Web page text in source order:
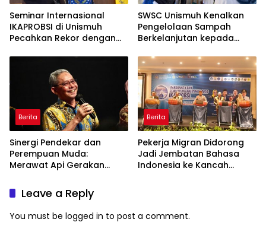
Seminar Internasional
IKAPROBSI di Unismuh
Pecahkan Rekor dengan
SWSC Unismuh Kenalkan
Pengelolaan Sampah
Berkelanjutan kepada
Visit
Berita
Sinergi Pendekar dan
Perempuan Muda:
Merawat Api Gerakan
Berita
Pekerja Migran Didorong
Jadi Jembatan Bahasa
Indonesia ke Kancah
Leave a Reply
You must be logged in to post a comment.